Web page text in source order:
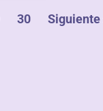
30 Siguiente »